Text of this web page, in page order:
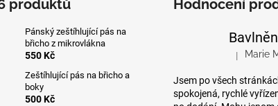
produktů
Pánský zeštíhlující pás na
břicho z mikrovlákna
550 Kč
Zeštíhlující pás na břicho a
boky
500 Kč
Hodnocení
| Marie
Jsem po všech
spokojená, rychlé